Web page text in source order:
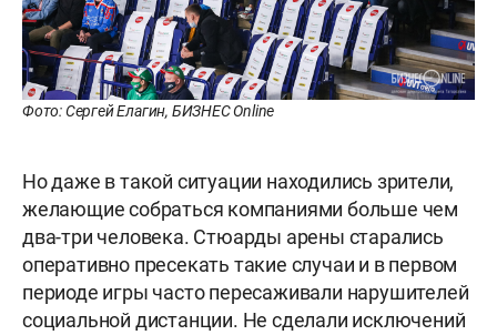
Фото: Сергей Елагин, БИЗНЕС Online
Но даже в такой ситуации находились зрители,
желающие собраться компаниями больше чем
два-три человека. Стюарды арены старались
оперативно пресекать такие случаи и в первом
периоде игры часто пересаживали нарушителей
социальной дистанции. Не сделали исключений